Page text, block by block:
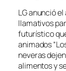
LG anunció
llamativos
futurístico
animados
neveras
alimentos y